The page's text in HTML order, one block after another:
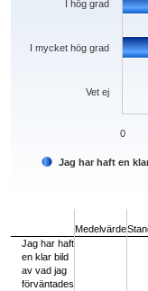
Jag har haft en
Vet ej
I mycket hög grad
I hög grad
0
Medelvärde
Jag har haft
en klar bild
av vad jag
förväntades